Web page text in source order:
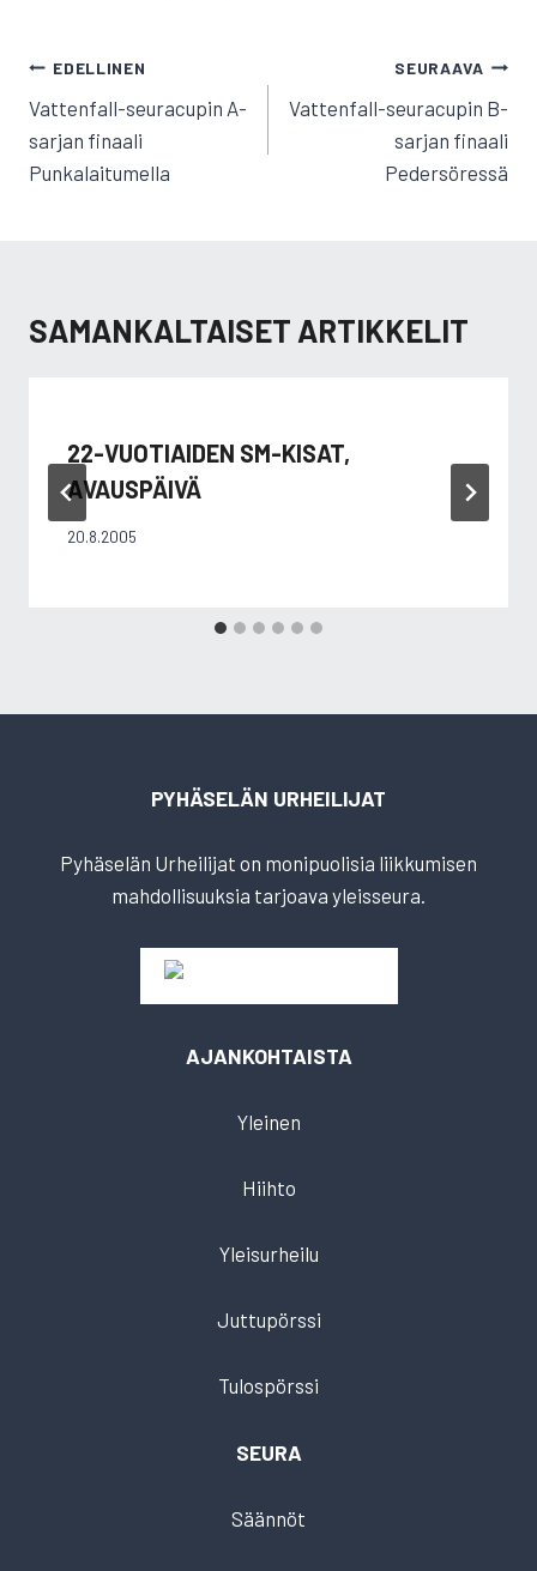
ARTIKKELIEN
SELAUS
EDELLINEN
Vattenfall-seuracupin A-
sarjan finaali
Punkalaitumella
SEURAAVA
Vattenfall-seuracupin B-
sarjan finaali
Pedersöressä
SAMANKALTAISET ARTIKKELIT
22-VUOTIAIDEN SM-KISAT,
AVAUSPÄIVÄ
20.8.2005
PYHÄSELÄN URHEILIJAT
Pyhäselän Urheilijat on monipuolisia liikkumisen
mahdollisuuksia tarjoava yleisseura.
AJANKOHTAISTA
Yleinen
Hiihto
Yleisurheilu
Juttupörssi
Tulospörssi
SEURA
Säännöt